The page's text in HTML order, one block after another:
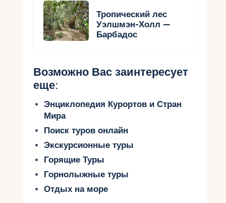
Тропический лес
Уэлшмэн-Холл —
Барбадос
Возможно Вас заинтересует
еще:
Энциклопедия Курортов и Стран
Мира
Поиск туров онлайн
Экскурсионные туры
Горящие Туры
Горнолыжные туры
Отдых на море